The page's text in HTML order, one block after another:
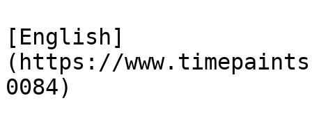
[English]
(https://
0084)